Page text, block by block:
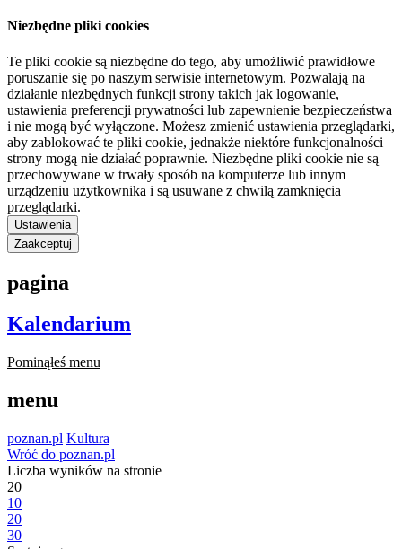
Niezbędne pliki cookies
Te pliki cookie są niezbędne do tego, aby umożliwić prawidłowe
poruszanie się po naszym serwisie internetowym. Pozwalają na
działanie niezbędnych funkcji strony takich jak logowanie,
ustawienia preferencji prywatności lub zapewnienie bezpieczeństwa
i nie mogą być wyłączone. Możesz zmienić ustawienia przeglądarki,
aby zablokować te pliki cookie, jednakże niektóre funkcjonalności
strony mogą nie działać poprawnie. Niezbędne pliki cookie nie są
przechowywane w trwały sposób na komputerze lub innym
urządzeniu użytkownika i są usuwane z chwilą zamknięcia
przeglądarki.
Ustawienia
Zaakceptuj
pagina
Kalendarium
Pominąłeś menu
menu
poznan.pl Kultura
Wróć do poznan.pl
Liczba wyników na stronie
20
10
20
30